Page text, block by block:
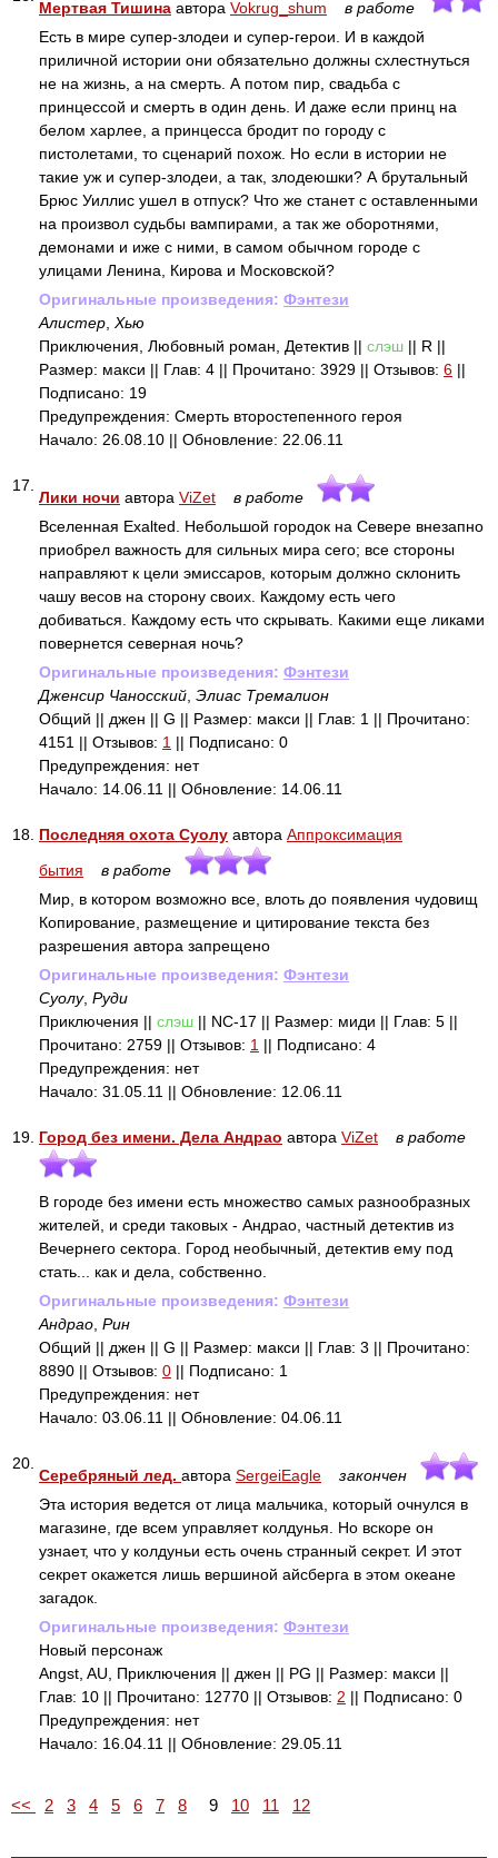
Мертвая Тишина автора Vokrug_shum
в работе
Есть в мире супер-злодеи и супер-герои. И в каждой
приличной истории они обязательно должны схлестнуться
не на жизнь, а на смерть. А потом пир, свадьба с
принцессой и смерть в один день. И даже если принц на
белом харлее, а принцесса бродит по городу с
пистолетами, то сценарий похож. Но если в истории не
такие уж и супер-злодеи, а так, злодеюшки? А брутальный
Брюс Уиллис ушел в отпуск? Что же станет с оставленными
на произвол судьбы вампирами, а так же оборотнями,
демонами и иже с ними, в самом обычном городе с
улицами Ленина, Кирова и Московской?
Оригинальные произведения: Фэнтези
Алистер Хью
Приключения, Любовный роман, Детектив || слэш || R ||
Размер: макси || Глав: 4 || Прочитано: 3929 || Отзывов: 6 ||
Подписано: 19
Предупреждения: Смерть второстепенного героя
Начало: 26.08.10 || Обновление: 22.06.11
17.
Лики ночи автора ViZet
в работе
Вселенная Exalted. Небольшой городок на Севере внезапно
приобрел важность для сильных мира сего; все стороны
направляют к цели эмиссаров, которым должно склонить
чашу весов на сторону своих. Каждому есть чего
добиваться. Каждому есть что скрывать. Какими еще ликами
повернется северная ночь?
Оригинальные произведения: Фэнтези
Дженсир Чаносский Элиас Тремалион
Общий || джен || G || Размер: макси || Глав: 1 || Прочитано:
4151 || Отзывов: 1 || Подписано: 0
Предупреждения: нет
Начало: 14.06.11 || Обновление: 14.06.11
18. Последняя охота Суолу автора Аппроксимация
бытия
в работе
Мир, в котором возможно все, влоть до появления чудовищ
Копирование, размещение и цитирование текста без
разрешения автора запрещено
Оригинальные произведения: Фэнтези
Суолу, Руди
Приключения || слэш || NC-17 || Размер: миди || Глав: 5 ||
Прочитано: 2759 || Отзывов: 1 || Подписано: 4
Предупреждения: нет
Начало: 31.05.11 || Обновление: 12.06.11
19. Город без имени. Дела Андрао автора ViZet в работе
В городе без имени есть множество самых разнообразных
жителей, и среди таковых - Андрао, частный детектив из
Вечернего сектора. Город необычный, детектив ему под
стать... как и дела, собственно.
Оригинальные произведения: Фэнтези
Андрао Рин
Общий || джен || G || Размер: макси || Глав: 3 || Прочитано:
8890 || Отзывов: 0 || Подписано: 1
Предупреждения: нет
Начало: 03.06.11 || Обновление: 04.06.11
20.
Серебряный лед. автора SergeiEagle
закончен
Эта история ведется от лица мальчика, который очнулся в
магазине, где всем управляет колдунья. Но вскоре он
узнает, что у колдуньи есть очень странный секрет. И этот
секрет окажется лишь вершиной айсберга в этом океане
загадок.
Оригинальные произведения: Фэнтези
Новый персонаж
Angst, AU, Приключения || джен || PG || Размер: макси ||
Глав: 10 || Прочитано: 12770 || Отзывов: 2 || Подписано: 0
Предупреждения: нет
Начало: 16.04.11 || Обновление: 29.05.11
<< 2 3 4 5 6 7 8 9 10 11 12